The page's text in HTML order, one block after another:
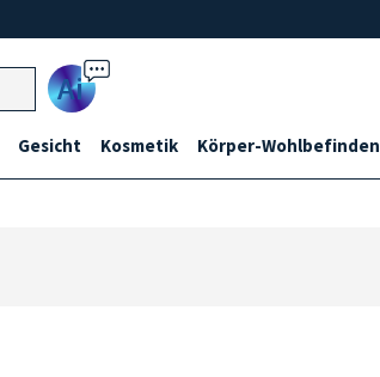
Ai
Gesicht Kosmetik Körper-Wohlbefinden